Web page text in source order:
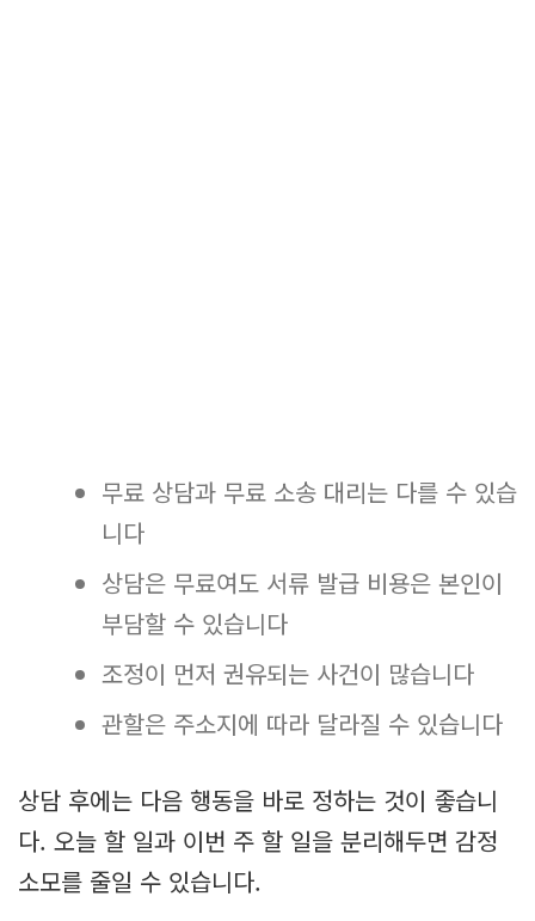
무료 상담과 무료 소송 대리는 다를 수 있습
니다
상담은 무료여도 서류 발급 비용은 본인이
부담할 수 있습니다
조정이 먼저 권유되는 사건이 많습니다
관할은 주소지에 따라 달라질 수 있습니다
상담 후에는 다음 행동을 바로 정하는 것이 좋습니
다. 오늘 할 일과 이번 주 할 일을 분리해두면 감정
소모를 줄일 수 있습니다.